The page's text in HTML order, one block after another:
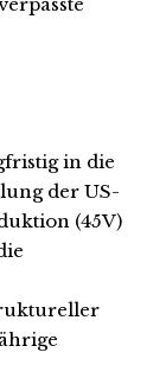
in die
der US-
(45V)